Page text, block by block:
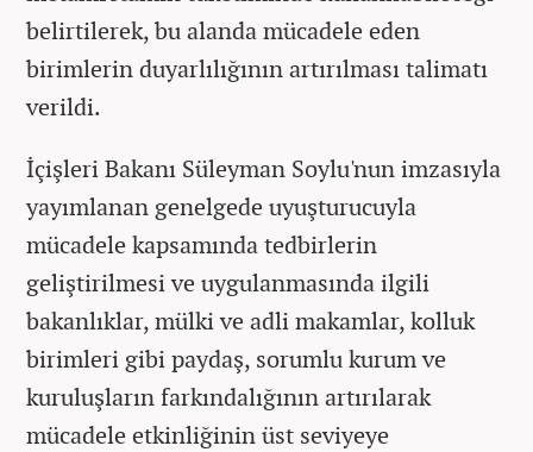
belirtilerek, bu alanda mücadele eden
birimlerin duyarlılığının artırılması talimatı
verildi.
İçişleri Bakanı Süleyman Soylu'nun imzasıyla
yayımlanan genelgede uyuşturucuyla
mücadele kapsamında tedbirlerin
geliştirilmesi ve uygulanmasında ilgili
bakanlıklar, mülki ve adli makamlar, kolluk
birimleri gibi paydaş, sorumlu kurum ve
kuruluşların farkındalığının artırılarak
mücadele etkinliğinin üst seviyeye